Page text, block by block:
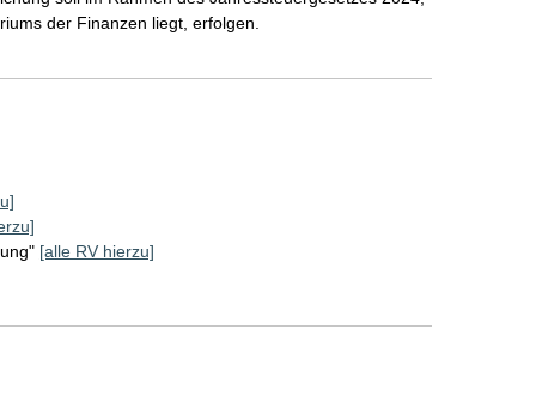
der Finanzen liegt, erfolgen.
[alle RV hierzu]